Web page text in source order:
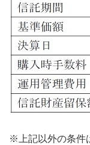
※上記以外の条件